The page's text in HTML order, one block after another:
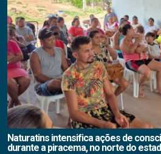
Naturatins intensifica ações de
durante a piracema, no norte do